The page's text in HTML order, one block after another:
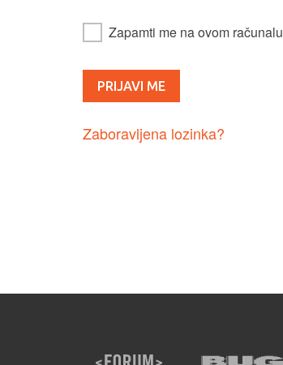
Zapamti me na ovom računalu
Zaboravljena lozinka?